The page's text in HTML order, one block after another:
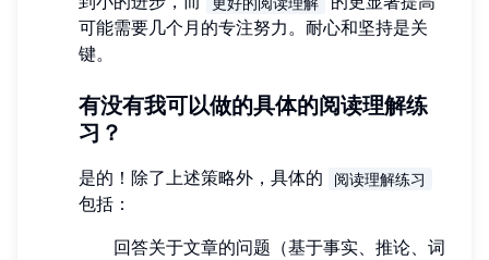
可能需要几个月的专注努力。耐心和坚持是关
键。
有没有我可以做的具体的阅读理解练
习？
是的！除了上述策略外，具体的 阅读理解练习
包括：
回答关于文章的问题（基于事实、推论、词